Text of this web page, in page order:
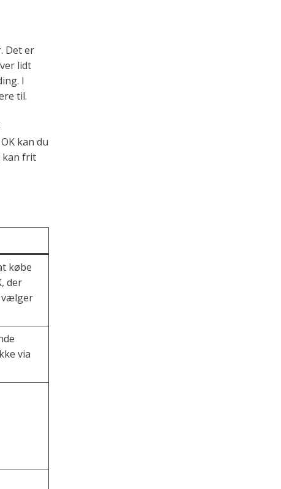
Det er
lidt
I
til.
kan du
kan frit
købe
der
vælger
via